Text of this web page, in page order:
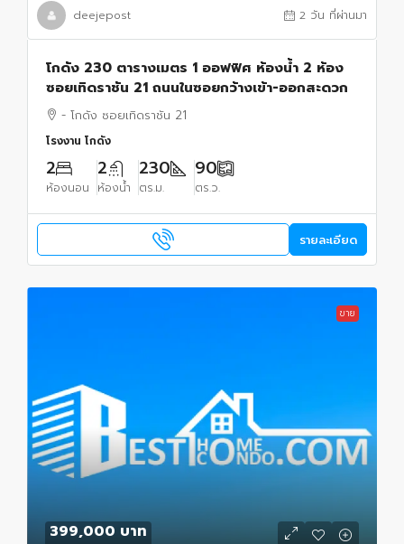
deejepost 2 วัน ที่ผ่านมา
โกดัง 230 ตารางเมตร 1 ออฟฟิศ ห้องน้ำ 2 ห้อง
ซอยเทิดราชัน 21 ถนนในซอยกว้างเข้า-ออกสะดวก
- โกดัง ซอยเทิดราชัน 21
โรงงาน โกดัง
2
ห้องนอน
2
ห้องน้ำ
230
ตร.ม.
90
ตร.ว.
รายละเอียด
ขาย
399,000 บาท